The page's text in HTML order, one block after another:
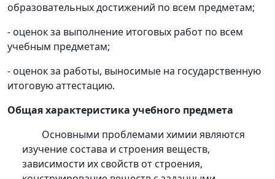
образовательных достижений по всем предметам;
- оценок за выполнение итоговых работ по всем
учебным предметам;
- оценок за работы, выносимые на государственную
итоговую аттестацию.
Общая характеристика учебного предмета
Основными проблемами химии являются
изучение состава и строения веществ,
зависимости их свойств от строения,